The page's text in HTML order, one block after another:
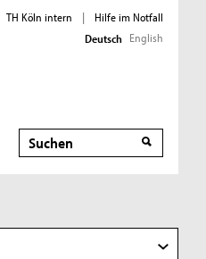
TH Köln intern |
Hilfe im Notfall
Deutsch English
Suche